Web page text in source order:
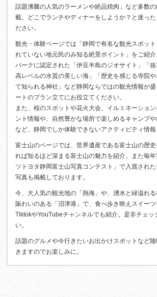
話題沸騰の人気のラーメンや絶品焼肉」など多数
載。どこでランチやディナーをしようか？と迷った
ださい。
観光・体験ページでは「静岡で有名な観光スポッ
れていない地元民のみ知る絶景ポイント」をご紹
パークに認定された「伊豆半島のジオサイト」「
高レベルの水質の美しい海」「歴史を感じる寺院
て知られる神社」など静岡ならではの観光情報が
ートのプラン立てにお役立てください。
また、桜のスポットや花火大会、イルミネーショ
ント情報や、自然豊かな場所で楽しめるキャンプ
など、静岡でしか体験できないアクティビティ情報
富士山のページでは、世界遺産である富士山の歴
れば知るほど深まる富士山の魅力を紹介。また毎
ツトヨタ静岡富士山写真コンテスト」で入賞され
写真も掲載しております。
今、大人気の観光地の「熱海」や、湧水と緑溢れ
賑わいのある「沼津港」で、食べ歩き映えスイー
TiktokやYouTubeチャンネルでも紹介。是非チェッ
い。
話題のグルメや今行きたいお出かけスポットなど
きますのでお楽しみに。